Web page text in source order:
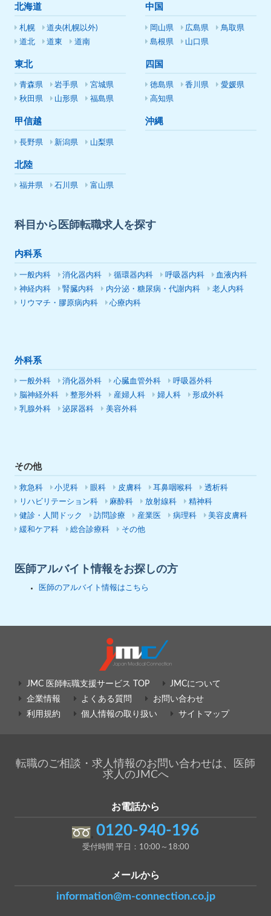
北海道
札幌
道央(札幌以外)
道北
道東 道南
東北
青森県 岩手県
宮城県
秋田県
山形県 福島県
甲信越
長野県 新潟県 山梨県
北陸
福井県 石川県 富山県
中国
岡山県 広島県
鳥取県
島根県
山口県
四国
徳島県 香川県
愛媛県
高知県
沖縄
科目から医師転職求人を探す
内科系
一般内科 消化器内科 循環器内科 呼吸器内科
血液内科
神経内科
腎臓内科 内分泌・糖尿病・代謝内科
老人内科
リウマチ・膠原病内科
心療内科
外科系
一般外科 消化器外科 心臓血管外科
呼吸器外科
脳神経外科
整形外科 産婦人科 婦人科
形成外科
乳腺外科
泌尿器科 美容外科
その他
救急科 小児科 眼科 皮膚科 耳鼻咽喉科
透析科
リハビリテーション科
麻酔科 放射線科
精神科
健診・人間ドック
訪問診療 産業医 病理科
美容皮膚科
緩和ケア科
総合診療科 その他
医師アルバイト情報をお探しの方
医師のアルバイト情報はこちら
JMC 医師転職支援サービス TOP
JMCについて
企業情報
よくある質問
お問い合わせ
利用規約
個人情報の取り扱い サイトマップ
転職のご相談・求人情報のお問い合わせは、医師
求人のJMCへ
お電話から
0120-940-196
受付時間 平日：10:00～18:00
メールから
information@m-connection.co.jp